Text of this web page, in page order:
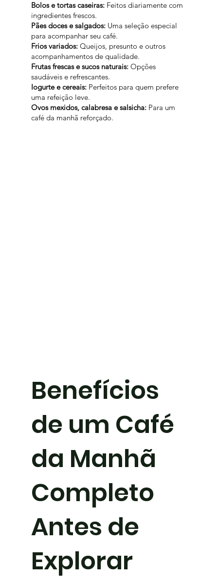
Bolos e tortas caseiras: Feitos diariamente com
ingredientes frescos.
Pães doces e salgados: Uma seleção especial
para acompanhar seu café.
Frios variados: Queijos, presunto e outros
acompanhamentos de qualidade.
Frutas frescas e sucos naturais: Opções
saudáveis e refrescantes.
Iogurte e cereais: Perfeitos para quem prefere
uma refeição leve.
Ovos mexidos, calabresa e salsicha: Para um
café da manhã reforçado.
Benefícios
de um Café
da Manhã
Completo
Antes de
Explorar